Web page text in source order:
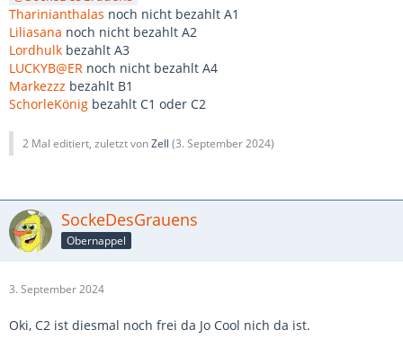
Tharinianthalas noch nicht bezahlt A1
Liliasana noch nicht bezahlt A2
Lordhulk bezahlt A3
LUCKYB@ER noch nicht bezahlt A4
Markezzz bezahlt B1
SchorleKönig bezahlt C1 oder C2
2 Mal editiert, zuletzt vonZell (3. September 2024)
SockeDesGrauens
Obernappel
3. September 2024
Oki, C2 ist diesmal noch frei da Jo Cool nich da ist.